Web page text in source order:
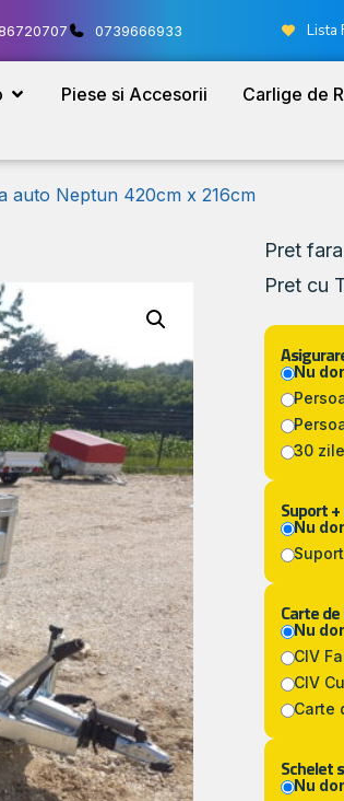
0739666933 Lista
Piese si Accesorii Carlige de
auto Neptun 420cm x 216cm
Pret
Pret cu
Nu
30
Suport
Nu
Carte de
Nu
CIV
CIV
Carte
Schelet
Nu